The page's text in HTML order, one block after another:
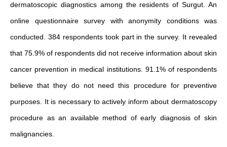
dermatoscopic diagnostics among the residents of Surgut. An
online questionnaire survey with anonymity conditions was
conducted. 384 respondents took part in the survey. It revealed
that 75.9% of respondents did not receive information about skin
cancer prevention in medical institutions. 91.1% of respondents
believe that they do not need this procedure for preventive
purposes. It is necessary to actively inform about dermatoscopy
procedure as an available method of early diagnosis of skin
malignancies.